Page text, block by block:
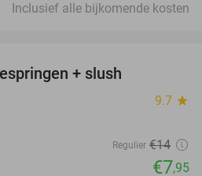
Inclusief alle bijkomende kosten
+ slush
9.7 star
Regulier €14
€7,95